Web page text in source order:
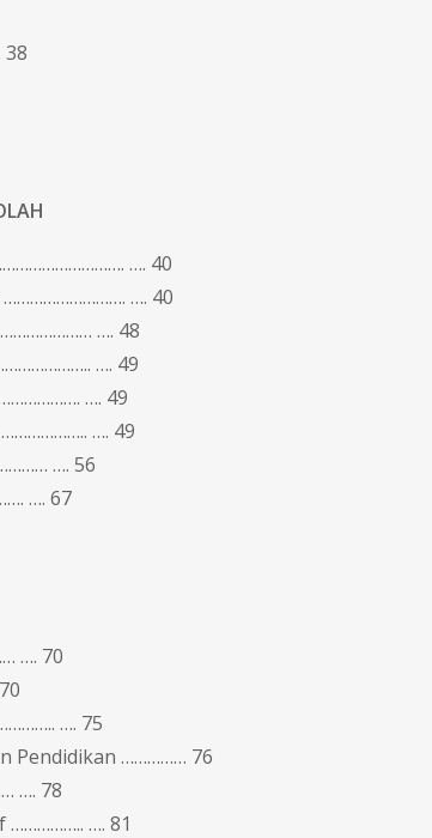
…. 40
………………………. …. 40
…. 48
…. 49
…. 49
…. 49
…. 56
…. 67
…. 70
…. 75
Pendidikan …………… 76
…. 78
…………….. …. 81